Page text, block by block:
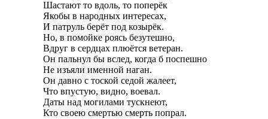
Шастают то вдоль, то поперёк
Якобы в народных интересах,
И патруль берёт под козырёк.
Но, в помойке роясь безутешно,
Вдруг в сердцах плюётся ветеран.
Он пальнул бы вслед, когда б поспешно
Не изъяли именной наган.
Он давно с тоской седой жалеет,
Что впустую, видно, воевал.
Даты над могилами тускнеют,
Кто своею смертью смерть попрал.